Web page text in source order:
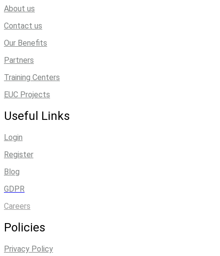
About us
Contact us
Our Benefits
Partners
Training Centers
EUC Projects
Useful Links
Login
Register
Blog
GDPR
Careers
Policies
Privacy Policy